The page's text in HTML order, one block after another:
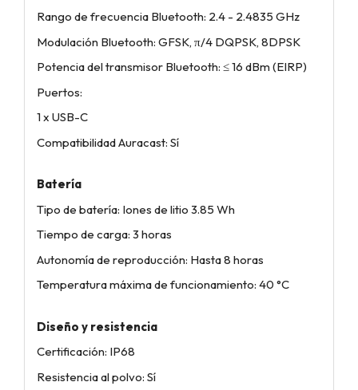
Rango de frecuencia Bluetooth: 2.4 - 2.4835 GHz
Modulación Bluetooth: GFSK, π/4 DQPSK, 8DPSK
Potencia del transmisor Bluetooth: ≤ 16 dBm (EIRP)
Puertos:
1 x USB-C
Compatibilidad Auracast: Sí
Batería
Tipo de batería: Iones de litio 3.85 Wh
Tiempo de carga: 3 horas
Autonomía de reproducción: Hasta 8 horas
Temperatura máxima de funcionamiento: 40 °C
Diseño y resistencia
Certificación: IP68
Resistencia al polvo: Sí